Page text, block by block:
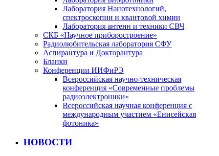
Лаборатория Нанотехнологий,
спектроскопии и квантовой химии
Лаборатория антенн и техники СВЧ
СКБ «Научное приборостроение»
Радиолюбительская лаборатория СФУ
Аспирантура и Докторантура
Бланки
Конференции ИИФиРЭ
Всероссийская научно-техническая
конференция «Современные проблемы
радиоэлектроники»
Всероссийская научная конференция с
международным участием «Енисейская
фотоника»
НОВОСТИ